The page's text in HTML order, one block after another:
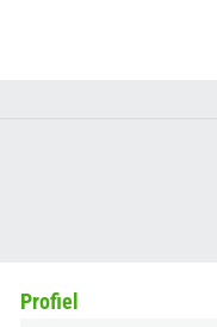
Profiel